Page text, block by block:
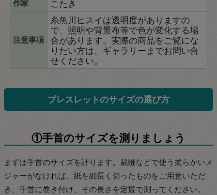
作家 こたき
注意事項
糸魚川ヒスイは透明度がありますの
で、照明や背景布等で色が変化する場
合があります。実際の商品をご覧にな
りたい方は、ギャラリーまでお問い合
せください。
ブレスレットのサイズの選び方
①手首のサイズを測りましょう
まずは手首のサイズを計ります。裁縫などで使う柔らかいメ
ジャーがなければ、紙を細長く切ったものをご用意いただ
き、手首に巻き付け、その長さを定規で測ってください。